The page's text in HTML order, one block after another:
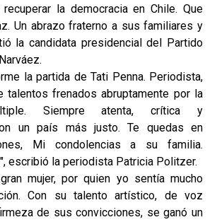
la democracia en Chile. Que
Un abrazo fraterno a sus familiares y
la candidata presidencial del Partido
la partida de Tati Penna. Periodista,
talentos frenados abruptamente por la
Siempre atenta, crítica y
un país más justo. Te quedas en
Mi condolencias a su familia.
escribió la periodista Patricia Politzer.
mujer, por quien yo sentía mucho
Con su talento artístico, de voz
de sus convicciones, se ganó un